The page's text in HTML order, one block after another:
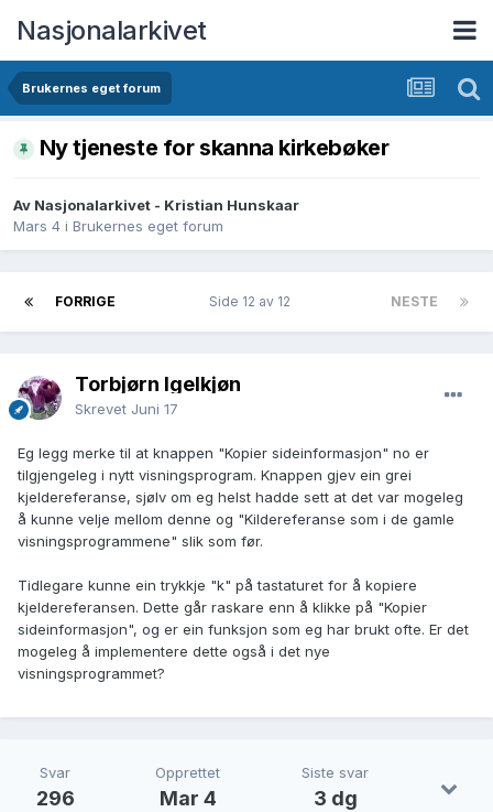
Nasjonalarkivet
Brukernes eget forum
Ny tjeneste for skanna kirkebøker
Av Nasjonalarkivet - Kristian Hunskaar
Mars 4 i Brukernes eget forum
FORRIGE NESTE
Side 12 av 12
Torbjørn Igelkjøn
Skrevet Juni 17
Eg legg merke til at knappen "Kopier sideinformasjon" no er
tilgjengeleg i nytt visningsprogram. Knappen gjev ein grei
kjeldereferanse, sjølv om eg helst hadde sett at det var mogeleg
å kunne velje mellom denne og "Kildereferanse som i de gamle
visningsprogrammene" slik som før.
Tidlegare kunne ein trykkje "k" på tastaturet for å kopiere
kjeldereferansen. Dette går raskare enn å klikke på "Kopier
sideinformasjon", og er ein funksjon som eg har brukt ofte. Er det
mogeleg å implementere dette også i det nye
visningsprogrammet?
Svar
296
Opprettet
Mar 4
Siste svar
3 dg